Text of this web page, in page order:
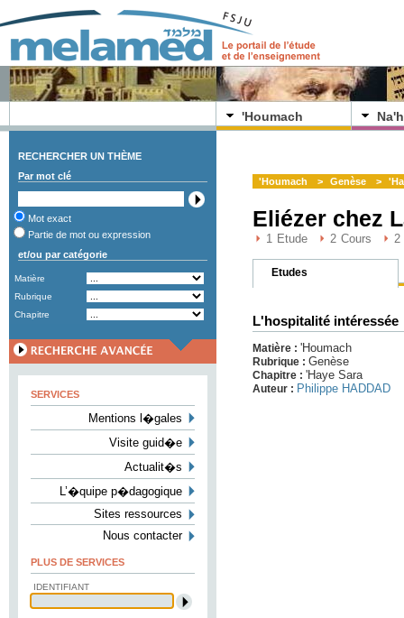
'Houmach Na'h
RECHERCHER UN THÈME
Par mot clé
Mot exact
Partie de mot ou expression
et/ou par catégorie
Matière
Rubrique
Chapitre
SERVICES
Mentions l�gales
Visite guid�e
Actualit�s
L’�quipe p�dagogique
Sites ressources
Nous contacter
PLUS DE SERVICES
IDENTIFIANT
'Houmach > Genèse >
Eliézer chez
1 Etude 2 Cours 2
Etudes
L'hospitalité intéressée
Matière : 'Houmach
Rubrique : Genèse
Chapitre : 'Haye Sara
Auteur : Philippe HADDAD